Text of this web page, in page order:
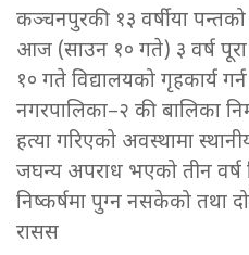
कञ्चनपुरकी १३ वर्षीया
आज (साउन १० गते) ३ वर्ष
१० गते विद्यालयको गृहकार्य
नगरपालिका–२ की बालिका
हत्या गरिएको अवस्थामा
जघन्य अपराध भएको तीन वर्ष
निष्कर्षमा पुग्न नसकेको तथा
रासस